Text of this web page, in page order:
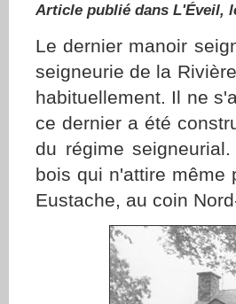
Article publié dans L'Éveil,
Le dernier manoir
seigneurie de la
habituellement. Il ne
ce dernier a été
du régime
bois qui n'attire même
Eustache, au coin